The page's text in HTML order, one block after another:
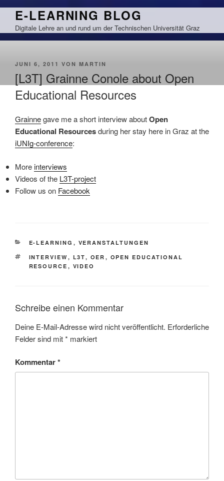
Zum
springen
E-LEARNING BLOG
Digitale Lehre an und rund um der Technischen Universität Graz
VERÖFFENTLICHT
JUNI 6, 2011 VON MARTIN
[L3T] Grainne Conole about Open
Educational Resources
Grainnegave me a short interview aboutOpen
Educational Resourcesduring her stay here in Graz at the
iUNIg-conference:
Moreinterviews
Videos of the L3T-project
Follow us on Facebook
KATEGORIEN
E-LEARNING , VERANSTALTUNGEN
SCHLAGWÖRTER
INTERVIEW , L3T, OER , OPEN EDUCATIONAL
RESOURCE , VIDEO
Schreibe einen Kommentar
Deine E-Mail-Adresse wird nicht veröffentlicht. Erforderliche
Felder sind mit* markiert
Kommentar*